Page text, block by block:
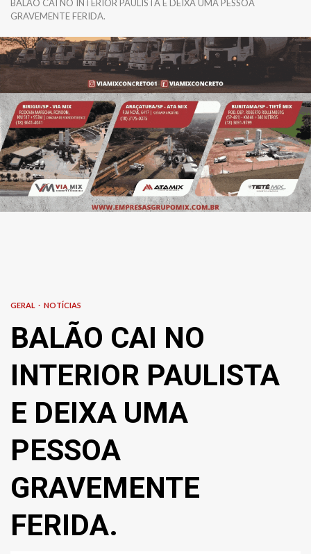
BALÃO CAI NO INTERIOR PAULISTA E DEIXA UMA PESSOA
GRAVEMENTE FERIDA.
GERAL NOTÍCIAS
BALÃO CAI NO
INTERIOR PAULISTA
E DEIXA UMA
PESSOA
GRAVEMENTE
FERIDA.